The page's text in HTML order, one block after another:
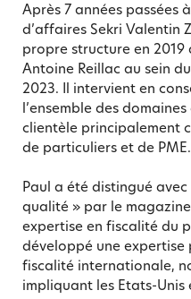
Après 7 années passées
d’affaires Sekri Valentin
propre structure en 2019
Antoine Reillac au sein
2023. Il intervient en
l’ensemble des
clientèle principalement
de particuliers et de PME.
Paul a été distingué
qualité » par le magazine
expertise en fiscalité du
développé une
fiscalité internationale,
impliquant les Etats-Unis